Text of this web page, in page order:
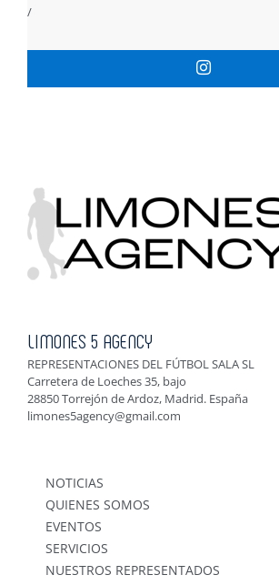
/
LIMONES 5 AGENCY
REPRESENTACIONES DEL FÚTBOL SALA SL
Carretera de Loeches 35, bajo
28850 Torrejón de Ardoz, Madrid. España
limones5agency@gmail.com
NOTICIAS
QUIENES SOMOS
EVENTOS
SERVICIOS
NUESTROS REPRESENTADOS